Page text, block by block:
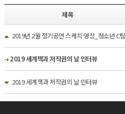
제목
2019년 2월 정기공연 스케치 영상_청소년 C팀
2019 세계책과 저작권의 날 인터뷰
2019 세계책과 저작권의 날 인터뷰